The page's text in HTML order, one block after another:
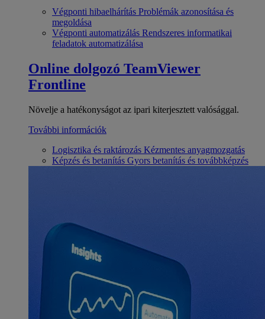
Végponti hibaelhárítás Problémák azonosítása és
megoldása
Végponti automatizálás Rendszeres informatikai
feladatok automatizálása
Online dolgozó TeamViewer
Frontline
Növelje a hatékonyságot az ipari kiterjesztett valósággal.
További információk
Logisztika és raktározás Kézmentes anyagmozgatás
Képzés és betanítás Gyors betanítás és továbbképzés